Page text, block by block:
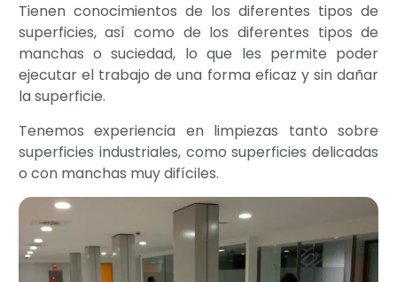
Tienen conocimientos de los diferentes tipos de
superficies, así como de los diferentes tipos de
manchas o suciedad, lo que les permite poder
ejecutar el trabajo de una forma eficaz y sin dañar
la superficie.
Tenemos experiencia en limpiezas tanto sobre
superficies industriales, como superficies delicadas
o con manchas muy difíciles.